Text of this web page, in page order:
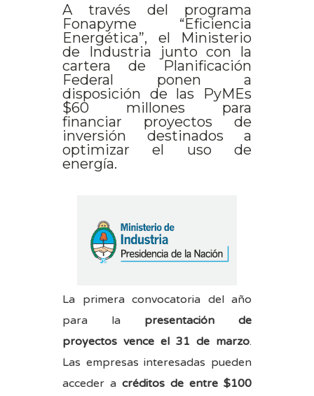
A través del programa
Fonapyme “Eficiencia
Energética”, el Ministerio
de Industria junto con la
cartera de Planificación
Federal ponen a
disposición de las PyMEs
$60 millones para
financiar proyectos de
inversión destinados a
optimizar el uso de
energía.
La primera convocatoria del año
para la presentación de
proyectos vence el 31 de marzo.
Las empresas interesadas pueden
acceder a créditos de entre $100